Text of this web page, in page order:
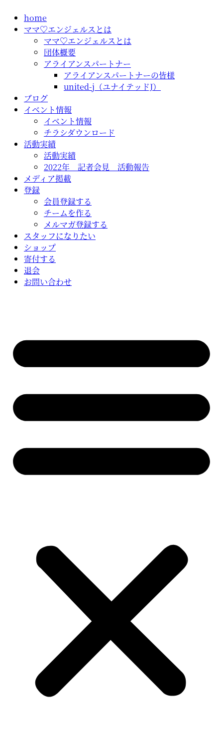
home
ママ♡エンジェルスとは
ママ♡エンジェルスとは
団体概要
アライアンスパートナー
アライアンスパートナーの皆様
united-j（ユナイテッドJ）
ブログ
イベント情報
イベント情報
チラシダウンロード
活動実績
活動実績
2022年 記者会見 活動報告
メディア掲載
登録
会員登録する
チームを作る
メルマガ登録する
スタッフになりたい
ショップ
寄付する
退会
お問い合わせ